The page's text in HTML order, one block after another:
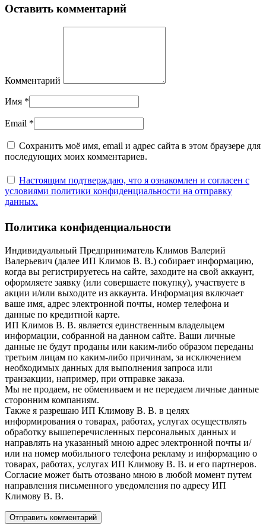
Оставить комментарий
Комментарий
Имя *
Email *
Сохранить моё имя, email и адрес сайта в этом браузере для
последующих моих комментариев.
Настоящим подтверждаю, что я ознакомлен и согласен с
условиями политики конфиденциальности на отправку
данных.
Политика конфиденциальности
Индивидуальный Предприниматель Климов Валерий
Валерьевич (далее ИП Климов В. В.) собирает информацию,
когда вы регистрируетесь на сайте, заходите на свой аккаунт,
оформляете заявку (или совершаете покупку), участвуете в
акции и/или выходите из аккаунта. Информация включает
ваше имя, адрес электронной почты, номер телефона и
данные по кредитной карте.
ИП Климов В. В. является единственным владельцем
информации, собранной на данном сайте. Ваши личные
данные не будут проданы или каким-либо образом переданы
третьим лицам по каким-либо причинам, за исключением
необходимых данных для выполнения запроса или
транзакции, например, при отправке заказа.
Мы не продаем, не обмениваем и не передаем личные данные
сторонним компаниям.
Также я разрешаю ИП Климову В. В. в целях
информирования о товарах, работах, услугах осуществлять
обработку вышеперечисленных персональных данных и
направлять на указанный мною адрес электронной почты и/
или на номер мобильного телефона рекламу и информацию о
товарах, работах, услугах ИП Климову В. В. и его партнеров.
Согласие может быть отозвано мною в любой момент путем
направления письменного уведомления по адресу ИП
Климову В. В.